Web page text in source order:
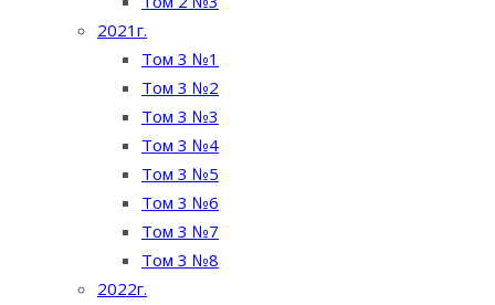
2021г.
Том 3 №1
Том 3 №2
Том 3 №3
Том 3 №4
Том 3 №5
Том 3 №6
Том 3 №7
Том 3 №8
2022г.